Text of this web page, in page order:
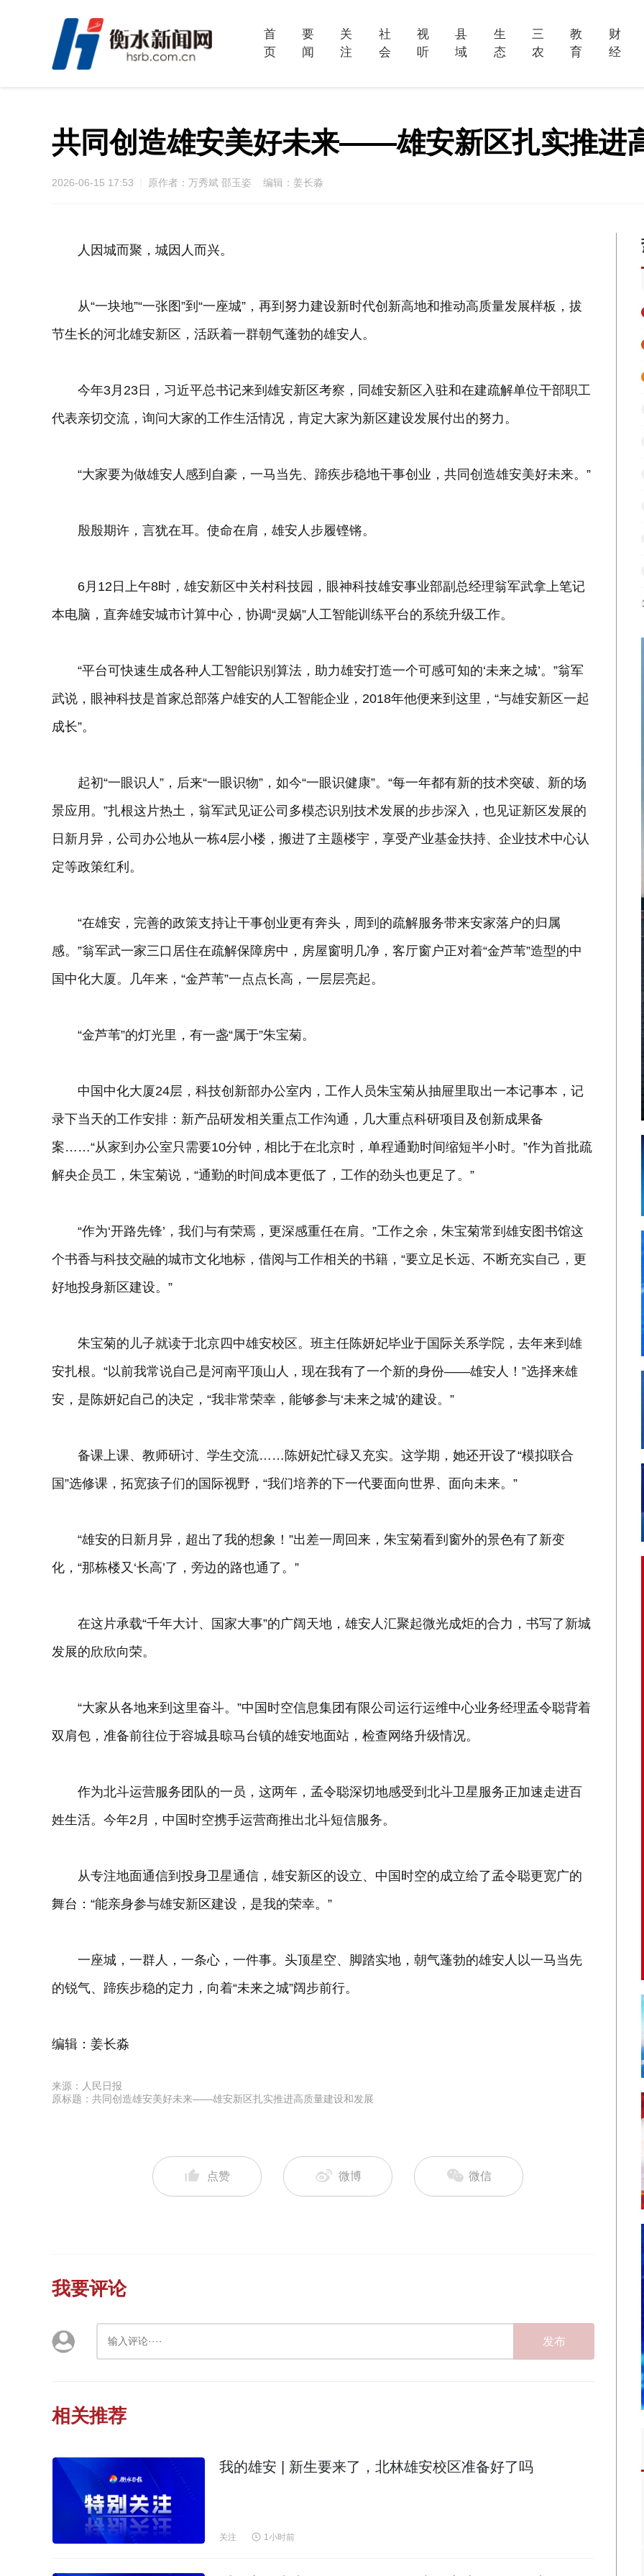
首
页
要
闻
关
注
社
会
视
听
县
域
生
态
三
农
教
育
财
经
共同创造雄安美好未来——雄安新区扎实推进
2026-06-15 17:53 原作者：万秀斌 邵玉姿 编辑：姜长淼
人因城而聚，城因人而兴。
从“一块地”“一张图”到“一座城”，再到努力建设新时代创新高地和推动高质量发展样板，拔
节生长的河北雄安新区，活跃着一群朝气蓬勃的雄安人。
今年3月23日，习近平总书记来到雄安新区考察，同雄安新区入驻和在建疏解单位干部职工
代表亲切交流，询问大家的工作生活情况，肯定大家为新区建设发展付出的努力。
“大家要为做雄安人感到自豪，一马当先、蹄疾步稳地干事创业，共同创造雄安美好未来。”
殷殷期许，言犹在耳。使命在肩，雄安人步履铿锵。
6月12日上午8时，雄安新区中关村科技园，眼神科技雄安事业部副总经理翁军武拿上笔记
本电脑，直奔雄安城市计算中心，协调“灵娲”人工智能训练平台的系统升级工作。
“平台可快速生成各种人工智能识别算法，助力雄安打造一个可感可知的‘未来之城’。”翁军
武说，眼神科技是首家总部落户雄安的人工智能企业，2018年他便来到这里，“与雄安新区一起
成长”。
起初“一眼识人”，后来“一眼识物”，如今“一眼识健康”。“每一年都有新的技术突破、新的场
景应用。”扎根这片热土，翁军武见证公司多模态识别技术发展的步步深入，也见证新区发展的
日新月异，公司办公地从一栋4层小楼，搬进了主题楼宇，享受产业基金扶持、企业技术中心认
定等政策红利。
“在雄安，完善的政策支持让干事创业更有奔头，周到的疏解服务带来安家落户的归属
感。”翁军武一家三口居住在疏解保障房中，房屋窗明几净，客厅窗户正对着“金芦苇”造型的中
国中化大厦。几年来，“金芦苇”一点点长高，一层层亮起。
“金芦苇”的灯光里，有一盏“属于”朱宝菊。
中国中化大厦24层，科技创新部办公室内，工作人员朱宝菊从抽屉里取出一本记事本，记
录下当天的工作安排：新产品研发相关重点工作沟通，几大重点科研项目及创新成果备
案……“从家到办公室只需要10分钟，相比于在北京时，单程通勤时间缩短半小时。”作为首批疏
解央企员工，朱宝菊说，“通勤的时间成本更低了，工作的劲头也更足了。”
“作为‘开路先锋’，我们与有荣焉，更深感重任在肩。”工作之余，朱宝菊常到雄安图书馆这
个书香与科技交融的城市文化地标，借阅与工作相关的书籍，“要立足长远、不断充实自己，更
好地投身新区建设。”
朱宝菊的儿子就读于北京四中雄安校区。班主任陈妍妃毕业于国际关系学院，去年来到雄
安扎根。“以前我常说自己是河南平顶山人，现在我有了一个新的身份——雄安人！”选择来雄
安，是陈妍妃自己的决定，“我非常荣幸，能够参与‘未来之城’的建设。”
备课上课、教师研讨、学生交流……陈妍妃忙碌又充实。这学期，她还开设了“模拟联合
国”选修课，拓宽孩子们的国际视野，“我们培养的下一代要面向世界、面向未来。”
“雄安的日新月异，超出了我的想象！”出差一周回来，朱宝菊看到窗外的景色有了新变
化，“那栋楼又‘长高’了，旁边的路也通了。”
在这片承载“千年大计、国家大事”的广阔天地，雄安人汇聚起微光成炬的合力，书写了新城
发展的欣欣向荣。
“大家从各地来到这里奋斗。”中国时空信息集团有限公司运行运维中心业务经理孟令聪背着
双肩包，准备前往位于容城县晾马台镇的雄安地面站，检查网络升级情况。
作为北斗运营服务团队的一员，这两年，孟令聪深切地感受到北斗卫星服务正加速走进百
姓生活。今年2月，中国时空携手运营商推出北斗短信服务。
从专注地面通信到投身卫星通信，雄安新区的设立、中国时空的成立给了孟令聪更宽广的
舞台：“能亲身参与雄安新区建设，是我的荣幸。”
一座城，一群人，一条心，一件事。头顶星空、脚踏实地，朝气蓬勃的雄安人以一马当先
的锐气、蹄疾步稳的定力，向着“未来之城”阔步前行。
编辑：姜长淼
来源：人民日报
原标题：共同创造雄安美好未来——雄安新区扎实推进高质量建设和发展
点赞 微博 微信
我要评论
发布
相关推荐
我的雄安 | 新生要来了，北林雄安校区准备好了吗
关注 1小时前